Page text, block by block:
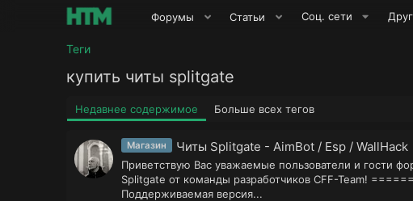
Форумы Статьи Соц. сети
Теги
купить читы splitgate
Недавнее содержимое Больше всех тегов
Магазин Читы Splitgate - AimBot / Esp / WallHack
Приветствую Вас уважаемые пользователи и гости
Splitgate от команды разработчиков CFF-Team!
Поддерживаемая версия...